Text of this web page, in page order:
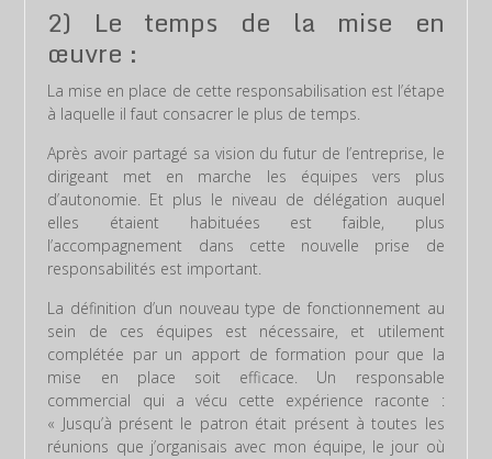
2) Le temps de la mise en
œuvre :
La mise en place de cette responsabilisation est l’étape
à laquelle il faut consacrer le plus de temps.
Après avoir partagé sa vision du futur de l’entreprise, le
dirigeant met en marche les équipes vers plus
d’autonomie. Et plus le niveau de délégation auquel
elles étaient habituées est faible, plus
l’accompagnement dans cette nouvelle prise de
responsabilités est important.
La définition d’un nouveau type de fonctionnement au
sein de ces équipes est nécessaire, et utilement
complétée par un apport de formation pour que la
mise en place soit efficace. Un responsable
commercial qui a vécu cette expérience raconte :
« Jusqu’à présent le patron était présent à toutes les
réunions que j’organisais avec mon équipe, le jour où